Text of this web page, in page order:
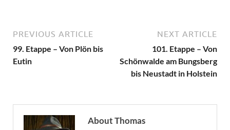
PREVIOUS ARTICLE
99. Etappe – Von Plön bis
Eutin
NEXT ARTICLE
101. Etappe – Von
Schönwalde am Bungsberg
bis Neustadt in Holstein
About Thomas